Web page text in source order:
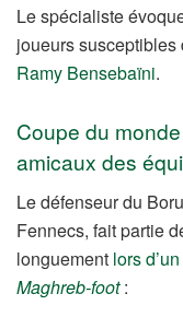
Le spécialiste
joueurs susceptibles
Ramy Bensebaïni.
Coupe du
amicaux des
Le défenseur du
Fennecs, fait partie
longuement lors
Maghreb-foot: